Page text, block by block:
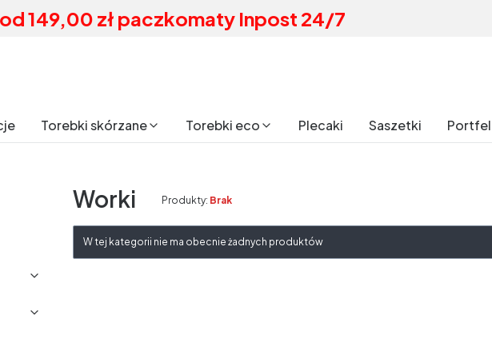
149,00 zł paczkomaty Inpost 24/7
Torebki skórzane Torebki eco Plecaki Saszetki
Worki Produkty: Brak
Lista produktów
W tej kategorii nie ma obecnie żadnych produktów